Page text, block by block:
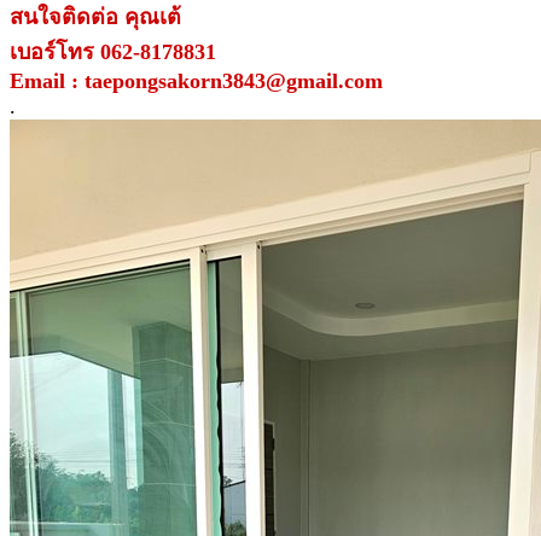
สนใจติดต่อ คุณเต้
เบอร์โทร 062-8178831
Email : taepongsakorn3843@gmail.com
.